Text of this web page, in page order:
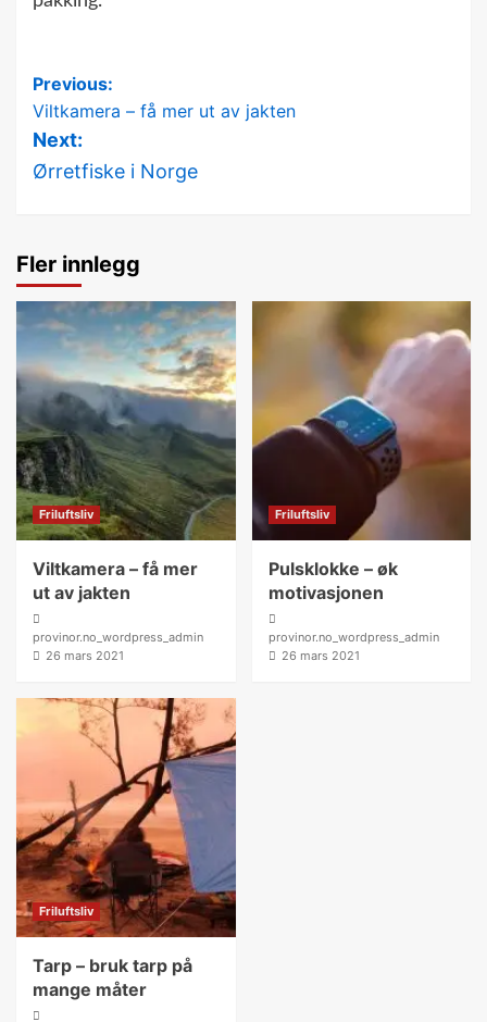
Post
navigation
Previous:
Viltkamera – få mer ut av jakten
Next:
Ørretfiske i Norge
Fler innlegg
Friluftsliv
Viltkamera – få mer
ut av jakten
provinor.no_wordpress_admin
26 mars 2021
Friluftsliv
Pulsklokke – øk
motivasjonen
provinor.no_wordpress_admin
26 mars 2021
Friluftsliv
Tarp – bruk tarp på
mange måter